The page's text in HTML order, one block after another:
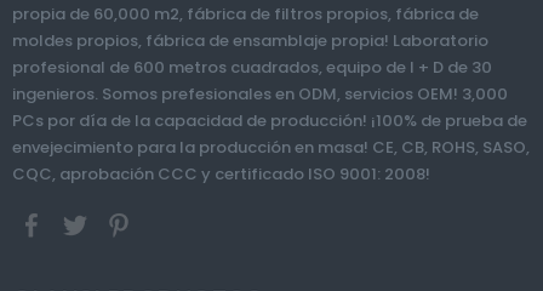
propia de 60,000 m2, fábrica de filtros propios, fábrica de
moldes propios, fábrica de ensamblaje propia! Laboratorio
profesional de 600 metros cuadrados, equipo de I + D de 30
ingenieros. Somos prefesionales en ODM, servicios OEM! 3,000
PCs por día de la capacidad de producción! ¡100% de prueba de
envejecimiento para la producción en masa! CE, CB, ROHS, SASO,
CQC, aprobación CCC y certificado ISO 9001: 2008!